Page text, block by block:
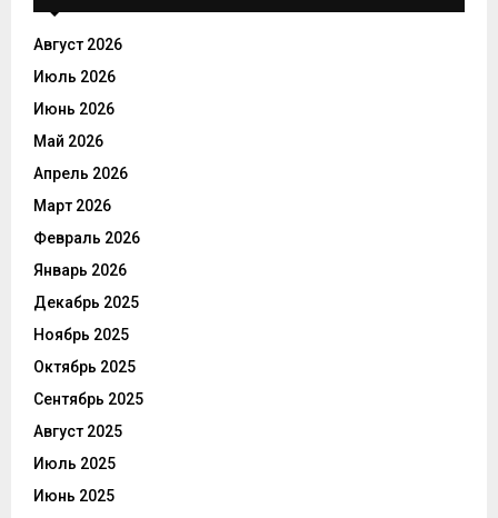
Август 2026
Июль 2026
Июнь 2026
Май 2026
Апрель 2026
Март 2026
Февраль 2026
Январь 2026
Декабрь 2025
Ноябрь 2025
Октябрь 2025
Сентябрь 2025
Август 2025
Июль 2025
Июнь 2025